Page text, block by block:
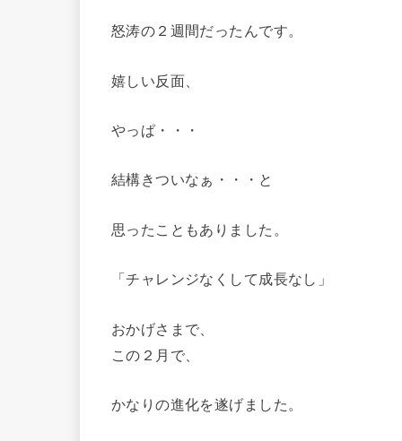
怒涛の２週間だったんです。
嬉しい反面、
やっぱ・・・
結構きついなぁ・・・と
思ったこともありました。
「チャレンジなくして成長なし」
おかげさまで、
この２月で、
かなりの進化を遂げました。